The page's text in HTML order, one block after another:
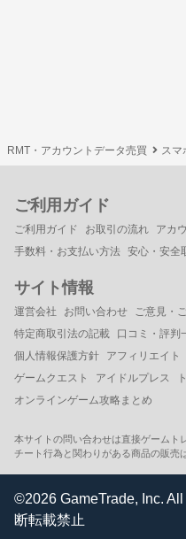
RMT・アカウントデータ売買 スマ
ご利用ガイド
ご利用ガイド お取引の流れ アカ
手数料・お支払い方法 安心・安全
サイト情報
運営会社 お問い合わせ ご意見・
特定商取引法の記載
口コミ・評判
個人情報保護方針
アフィリエイト
ゲームクエスト
アイドルプレス
オンラインゲーム攻略まとめ
本サイトの問い合わせは直接ゲームト
チート行為と関わりがある商品の販売
©2026 GameTrade, Inc.
断転載禁止